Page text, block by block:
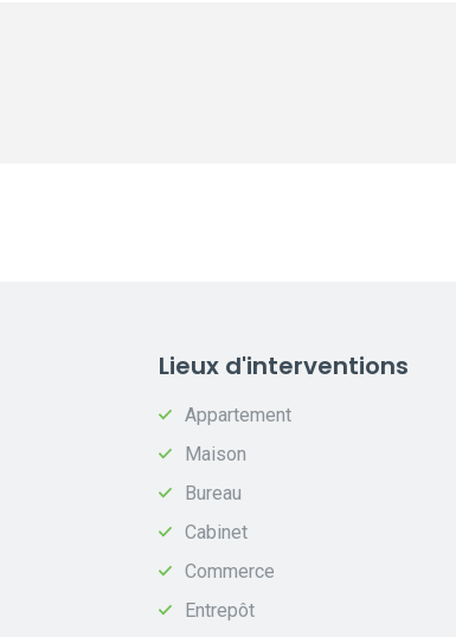
Lieux d'interventions
Appartement
Maison
Bureau
Cabinet
Commerce
Entrepôt